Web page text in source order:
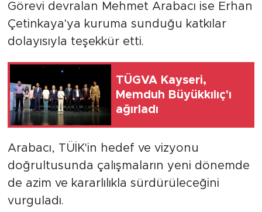
Görevi devralan Mehmet Arabacı ise Erhan
Çetinkaya'ya kuruma sunduğu katkılar
dolayısıyla teşekkür etti.
TÜGVA Kayseri,
Memduh Büyükkılıç'ı
ağırladı
Arabacı, TÜİK'in hedef ve vizyonu
doğrultusunda çalışmaların yeni dönemde
de azim ve kararlılıkla sürdürüleceğini
vurguladı.